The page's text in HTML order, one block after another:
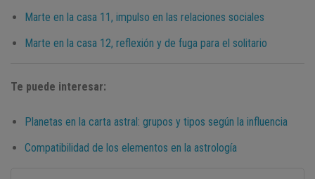
Marte en la casa 11, impulso en las relaciones sociales
Marte en la casa 12, reflexión y de fuga para el solitario
Te puede interesar:
Planetas en la carta astral: grupos y tipos según la influencia
Compatibilidad de los elementos en la astrología